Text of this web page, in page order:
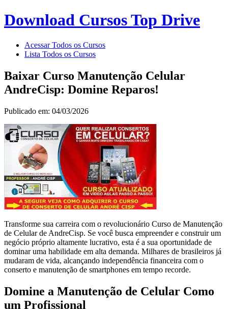
Download Cursos Top Drive
Acessar Todos os Cursos
Lista Todos os Cursos
Baixar Curso Manutenção Celular
AndreCisp: Domine Reparos!
Publicado em: 04/03/2026
Transforme sua carreira com o revolucionário Curso de Manutenção
de Celular de AndreCisp. Se você busca empreender e construir um
negócio próprio altamente lucrativo, esta é a sua oportunidade de
dominar uma habilidade em alta demanda. Milhares de brasileiros já
mudaram de vida, alcançando independência financeira com o
conserto e manutenção de smartphones em tempo recorde.
Domine a Manutenção de Celular Como
um Profissional